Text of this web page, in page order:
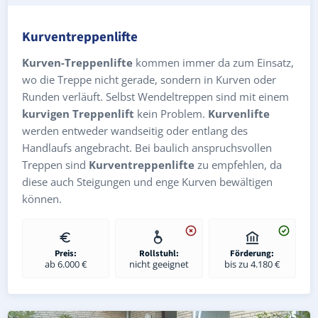
Kurventreppenlifte
Kurven-Treppenlifte kommen immer da zum Einsatz,
wo die Treppe nicht gerade, sondern in Kurven oder
Runden verläuft. Selbst Wendeltreppen sind mit einem
kurvigen Treppenlift kein Problem. Kurvenlifte
werden entweder wandseitig oder entlang des
Handlaufs angebracht. Bei baulich anspruchsvollen
Treppen sind Kurventreppenlifte zu empfehlen, da
diese auch Steigungen und enge Kurven bewältigen
können.
Preis:
ab 6.000 €
Rollstuhl:
nicht geeignet
Förderung:
bis zu 4.180 €